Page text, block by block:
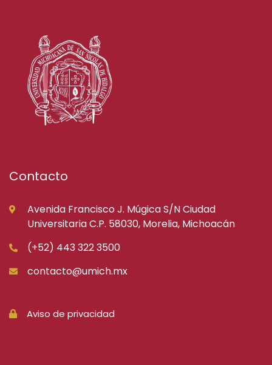
Contacto
Avenida Francisco J. Múgica S/N Ciudad
Universitaria C.P. 58030, Morelia, Michoacán
(+52) 443 322 3500
contacto@umich.mx
Aviso de privacidad